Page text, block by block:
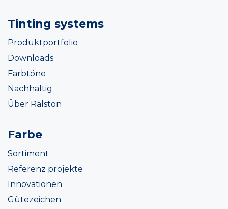
Tinting systems
Produktportfolio
Downloads
Farbtöne
Nachhaltig
Über Ralston
Farbe
Sortiment
Referenz projekte
Innovationen
Gütezeichen